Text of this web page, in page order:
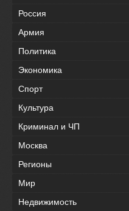
Россия
Армия
Политика
Экономика
Спорт
Культура
Криминал и ЧП
Москва
Регионы
Мир
Недвижимость